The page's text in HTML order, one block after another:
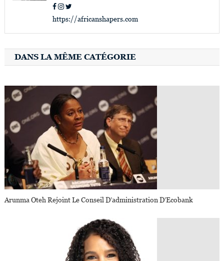
https://africanshapers.com
DANS LA MÊME CATÉGORIE
Arunma Oteh Rejoint Le Conseil D’administration D’Ecobank